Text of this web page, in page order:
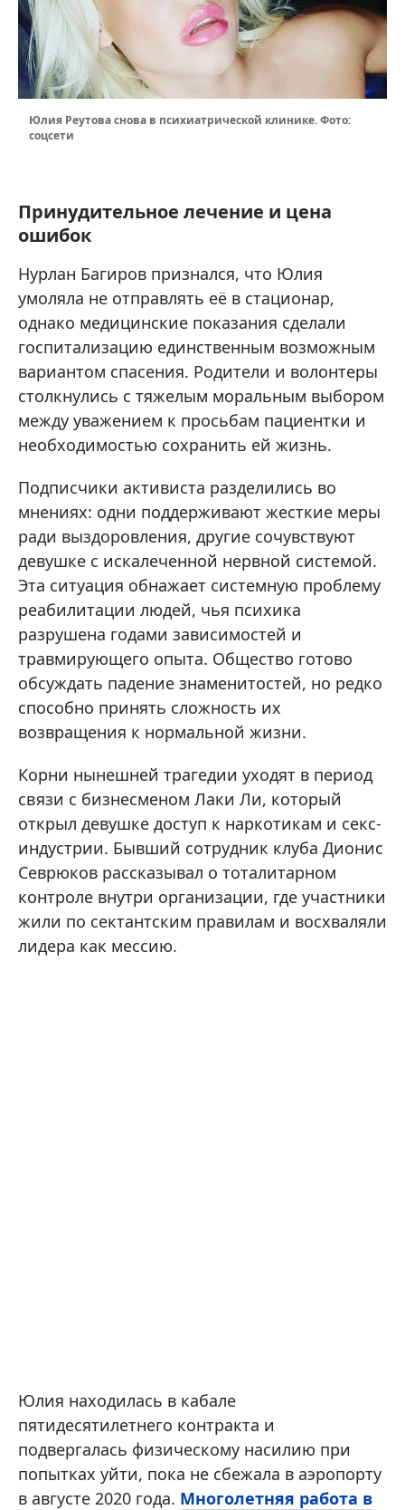
Юлия Реутова снова в психиатрической клинике. Фото:
соцсети
Принудительное лечение и цена
ошибок
Нурлан Багиров признался, что Юлия
умоляла не отправлять её в стационар,
однако медицинские показания сделали
госпитализацию единственным возможным
вариантом спасения. Родители и волонтеры
столкнулись с тяжелым моральным выбором
между уважением к просьбам пациентки и
необходимостью сохранить ей жизнь.
Подписчики активиста разделились во
мнениях: одни поддерживают жесткие меры
ради выздоровления, другие сочувствуют
девушке с искалеченной нервной системой.
Эта ситуация обнажает системную проблему
реабилитации людей, чья психика
разрушена годами зависимостей и
травмирующего опыта. Общество готово
обсуждать падение знаменитостей, но редко
способно принять сложность их
возвращения к нормальной жизни.
Корни нынешней трагедии уходят в период
связи с бизнесменом Лаки Ли, который
открыл девушке доступ к наркотикам и секс-
индустрии. Бывший сотрудник клуба Дионис
Севрюков рассказывал о тоталитарном
контроле внутри организации, где участники
жили по сектантским правилам и восхваляли
лидера как мессию.
Юлия находилась в кабале
пятидесятилетнего контракта и
подвергалась физическому насилию при
попытках уйти, пока не сбежала в аэропорту
в августе 2020 года. Многолетняя работа в